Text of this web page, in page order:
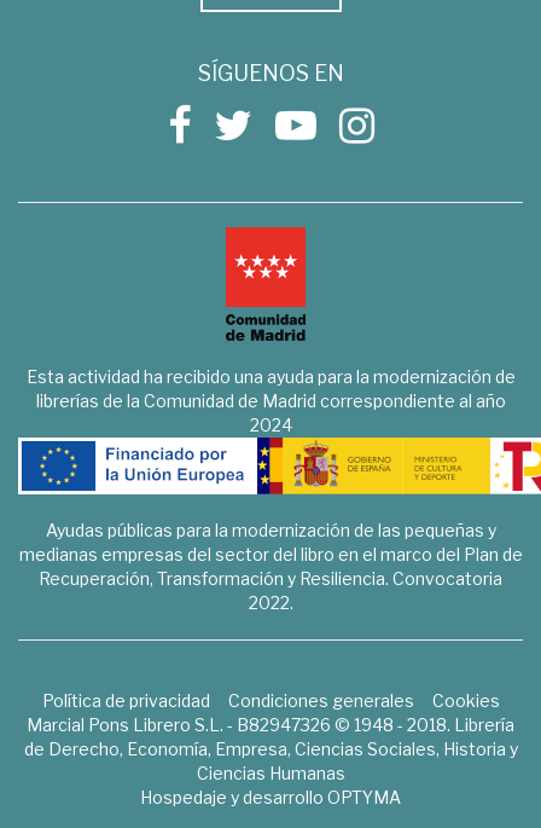
SÍGUENOS EN
Esta actividad ha recibido una ayuda para la modernización de
librerías de la Comunidad de Madrid correspondiente al año
2024
Ayudas públicas para la modernización de las pequeñas y
medianas empresas del sector del libro en el marco del Plan de
Recuperación, Transformación y Resiliencia. Convocatoria
2022.
Política de privacidad Condiciones generales
Cookies
Marcial Pons Librero S.L. - B82947326 © 1948 - 2018. Librería
de Derecho, Economía, Empresa, Ciencias Sociales, Historia y
Ciencias Humanas
Hospedaje y desarrollo OPTYMA